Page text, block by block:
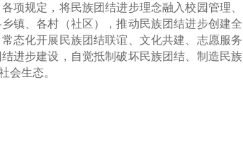
项规定，将民族团结进步理念融入校园管理、
镇、各村（社区），推动民族团结进步创建全
态化开展民族团结联谊、文化共建、志愿服务
进步建设，自觉抵制破坏民族团结、制造民族
会生态。